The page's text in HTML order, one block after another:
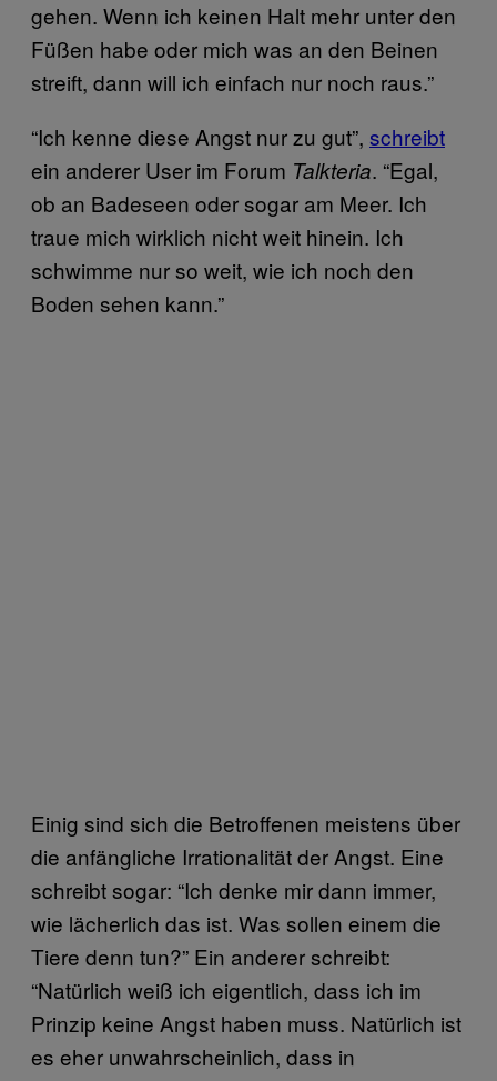
gehen. Wenn ich keinen Halt mehr unter den
Füßen habe oder mich was an den Beinen
streift, dann will ich einfach nur noch raus.”
“Ich kenne diese Angst nur zu gut”, schreibt
ein anderer User im Forum Talkteria. “Egal,
ob an Badeseen oder sogar am Meer. Ich
traue mich wirklich nicht weit hinein. Ich
schwimme nur so weit, wie ich noch den
Boden sehen kann.”
Einig sind sich die Betroffenen meistens über
die anfängliche Irrationalität der Angst. Eine
schreibt sogar: “Ich denke mir dann immer,
wie lächerlich das ist. Was sollen einem die
Tiere denn tun?” Ein anderer schreibt:
“Natürlich weiß ich eigentlich, dass ich im
Prinzip keine Angst haben muss. Natürlich ist
es eher unwahrscheinlich, dass in